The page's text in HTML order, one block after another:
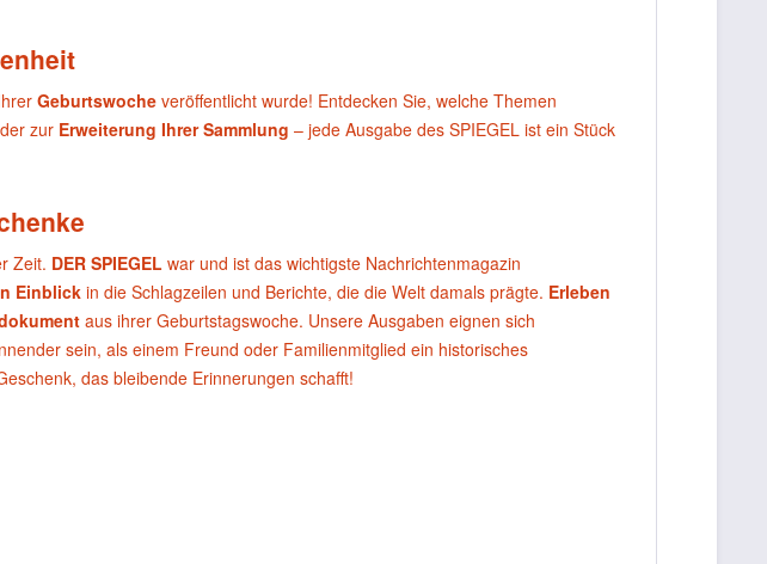
Geburtswoche veröffentlicht wurde! Entdecken Sie, welche Themen
zur Erweiterung Ihrer Sammlung – jede Ausgabe des SPIEGEL ist ein Stück
Zeit. DER SPIEGEL war und ist das wichtigste Nachrichtenmagazin
Einblick in die Schlagzeilen und Berichte, die die Welt damals prägte. Erleben
aus ihrer Geburtstagswoche. Unsere Ausgaben eignen sich
sein, als einem Freund oder Familienmitglied ein historisches
das bleibende Erinnerungen schafft!